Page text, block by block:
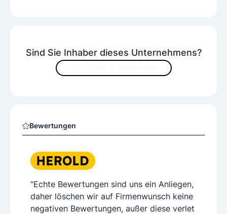
Sind Sie Inhaber dieses Unternehmens?
Bewertungen
"Echte Bewertungen sind uns ein Anliegen,
daher löschen wir auf Firmenwunsch keine
negativen Bewertungen, außer diese verlet